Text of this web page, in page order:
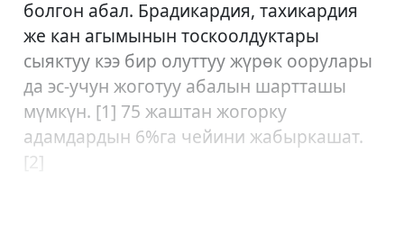
болгон абал. Брадикардия, тахикардия
же кан агымынын тоскоолдуктары
сыяктуу кээ бир олуттуу жүрөк оорулары
да эс-учун жоготуу абалын шартташы
мүмкүн. [1] 75 жаштан жогорку
адамдардын 6%га чейини жабыркашат.
[2]